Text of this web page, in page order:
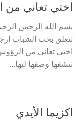
اختي تعاني من
بسم الله الرحمن
تتعلق بحب الشباب
اختي تعاني من
تنشفها وصفها ليها...
اكزيما الأيدي